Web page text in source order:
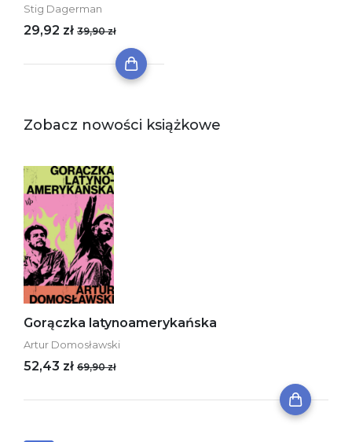
Stig Dagerman
29,92 zł 39,90 zł
Zobacz nowości książkowe
Gorączka latynoamerykańska
Artur Domosławski
52,43 zł 69,90 zł